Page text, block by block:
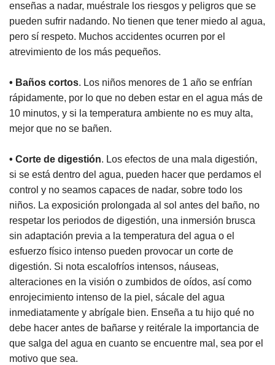
enseñas a nadar, muéstrale los riesgos y peligros que se
pueden sufrir nadando. No tienen que tener miedo al agua,
pero sí respeto. Muchos accidentes ocurren por el
atrevimiento de los más pequeños.
• Baños cortos. Los niños menores de 1 año se enfrían
rápidamente, por lo que no deben estar en el agua más de
10 minutos, y si la temperatura ambiente no es muy alta,
mejor que no se bañen.
• Corte de digestión. Los efectos de una mala digestión,
si se está dentro del agua, pueden hacer que perdamos el
control y no seamos capaces de nadar, sobre todo los
niños. La exposición prolongada al sol antes del baño, no
respetar los periodos de digestión, una inmersión brusca
sin adaptación previa a la temperatura del agua o el
esfuerzo físico intenso pueden provocar un corte de
digestión. Si nota escalofríos intensos, náuseas,
alteraciones en la visión o zumbidos de oídos, así como
enrojecimiento intenso de la piel, sácale del agua
inmediatamente y abrígale bien. Enseña a tu hijo qué no
debe hacer antes de bañarse y reitérale la importancia de
que salga del agua en cuanto se encuentre mal, sea por el
motivo que sea.